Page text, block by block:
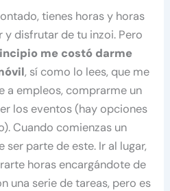
tienes horas y horas
y disfrutar de tu inzoi. Pero
me costó darme
, sí como lo lees, que me
a empleos, comprarme un
los eventos (hay opciones
Cuando comienzas un
parte de este. Ir al lugar,
horas encargándote de
una serie de tareas, pero es